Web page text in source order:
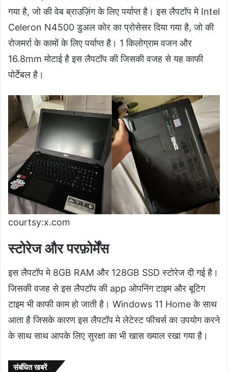
गया है, जो की वेब ब्राउज़िंग के लिए पर्याप्त है। इस लैपटॉप मे Intel
Celeron N4500 डुअल कोर का प्रोसेसर दिया गया है, जो की
रोजमर्रा के कामों के लिए पर्याप्त है। 1 किलोग्राम वजन और
16.8mm मोटाई है इस लैपटॉप की जिसकी वजह से यह काफी
पोर्टेबल है।
courtsy:x.com
स्टोरेज और परफ़ोर्मेंस
इस लैपटॉप मे 8GB RAM और 128GB SSD स्टोरेज दी गई है।
जिसकी वजह से इस लैपटॉप की app ओपनिंग टाइम और बूटिग
टाइम भी काफी काम हो जाती है। Windows 11 Home के साथ
आता है जिसके कारण इस लैपटॉप मे लेटेस्ट फीचर्स का उपयोग करने
के साथ साथ आपके लिए सुरक्षा का भी खास ख्याल रखा गया है।
संबंधित खबरें